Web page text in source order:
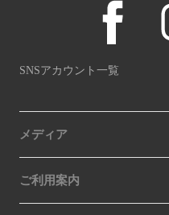
SNSアカウント一覧
メディア
ご利用案内